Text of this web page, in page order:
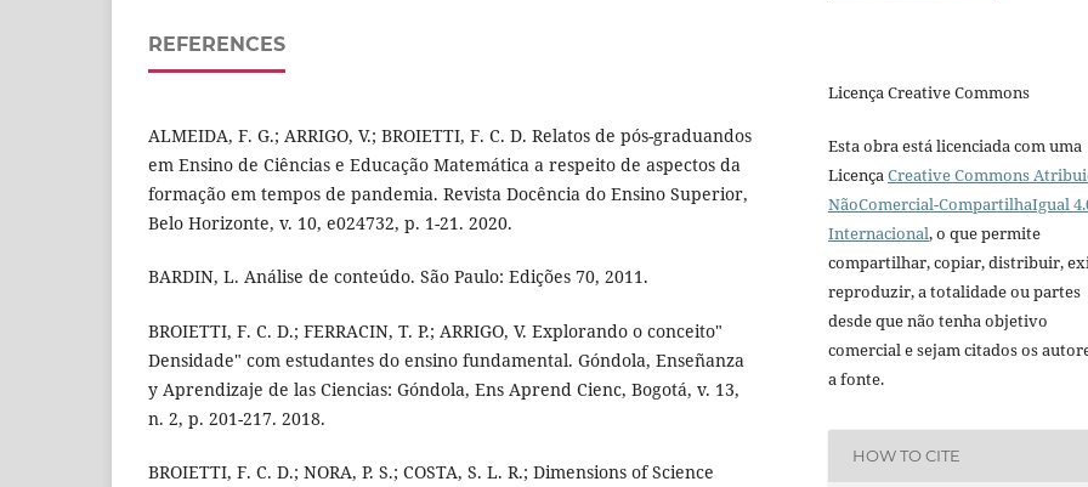
REFERENCES
ALMEIDA, F. G.; ARRIGO, V.; BROIETTI, F. C. D. Relatos de pós-graduandos
em Ensino de Ciências e Educação Matemática a respeito de aspectos da
formação em tempos de pandemia. Revista Docência do Ensino Superior,
Belo Horizonte, v. 10, e024732, p. 1-21. 2020.
BARDIN, L. Análise de conteúdo. São Paulo: Edições 70, 2011.
BROIETTI, F. C. D.; FERRACIN, T. P.; ARRIGO, V. Explorando o conceito"
Densidade" com estudantes do ensino fundamental. Góndola, Enseñanza
y Aprendizaje de las Ciencias: Góndola, Ens Aprend Cienc, Bogotá, v. 13,
n. 2, p. 201-217. 2018.
BROIETTI, F. C. D.; NORA, P. S.; COSTA, S. L. R.; Dimensions of Science
Licença Creative Commons
Esta obra está licenciada com uma
LicençaCreative Commons
NãoComercial-CompartilhaIgual
Internacional, o que permite
compartilhar, copiar, distribuir,
reproduzir, a totalidade ou partes
desde que não tenha objetivo
comercial e sejam citados os
a fonte.
HOW TO CITE